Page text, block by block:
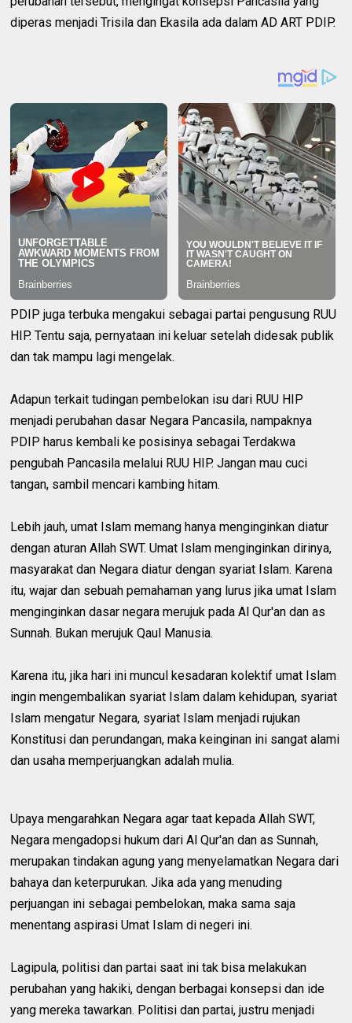
diperas menjadi Trisila dan Ekasila ada dalam AD ART PDIP.
PDIP juga terbuka mengakui sebagai partai pengusung RUU
HIP. Tentu saja, pernyataan ini keluar setelah didesak publik
dan tak mampu lagi mengelak.
Adapun terkait tudingan pembelokan isu dari RUU HIP
menjadi perubahan dasar Negara Pancasila, nampaknya
PDIP harus kembali ke posisinya sebagai Terdakwa
pengubah Pancasila melalui RUU HIP. Jangan mau cuci
tangan, sambil mencari kambing hitam.
Lebih jauh, umat Islam memang hanya menginginkan diatur
dengan aturan Allah SWT. Umat Islam menginginkan dirinya,
masyarakat dan Negara diatur dengan syariat Islam. Karena
itu, wajar dan sebuah pemahaman yang lurus jika umat Islam
menginginkan dasar negara merujuk pada Al Qur'an dan as
Sunnah. Bukan merujuk Qaul Manusia.
Karena itu, jika hari ini muncul kesadaran kolektif umat Islam
ingin mengembalikan syariat Islam dalam kehidupan, syariat
Islam mengatur Negara, syariat Islam menjadi rujukan
Konstitusi dan perundangan, maka keinginan ini sangat alami
dan usaha memperjuangkan adalah mulia.
Upaya mengarahkan Negara agar taat kepada Allah SWT,
Negara mengadopsi hukum dari Al Qur'an dan as Sunnah,
merupakan tindakan agung yang menyelamatkan Negara dari
bahaya dan keterpurukan. Jika ada yang menuding
perjuangan ini sebagai pembelokan, maka sama saja
menentang aspirasi Umat Islam di negeri ini.
Lagipula, politisi dan partai saat ini tak bisa melakukan
perubahan yang hakiki, dengan berbagai konsepsi dan ide
yang mereka tawarkan. Politisi dan partai, justru menjadi